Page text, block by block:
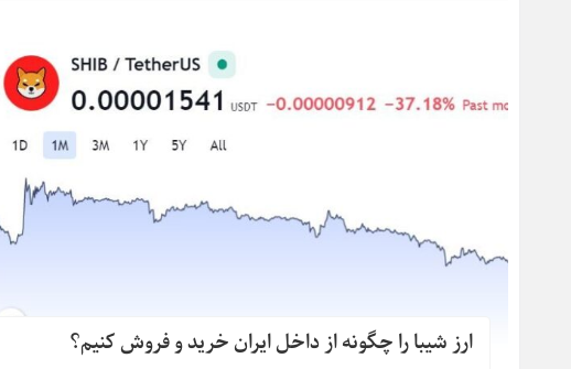
ارز شیبا را چگونه از داخل ایران خرید و فروش کنیم؟